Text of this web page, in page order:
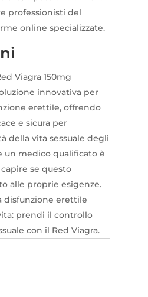
professionisti del
online specializzate.
Viagra 150mg
innovativa per
erettile, offrendo
e sicura per
della vita sessuale degli
un medico qualificato è
se questo
alle proprie esigenze.
disfunzione erettile
prendi il controllo
con il Red Viagra.